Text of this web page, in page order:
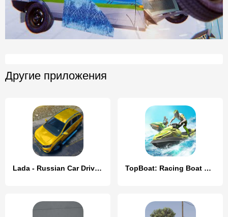
Другие приложения
Lada - Russian Car Driving TopBoat: Racing Boat Simulator